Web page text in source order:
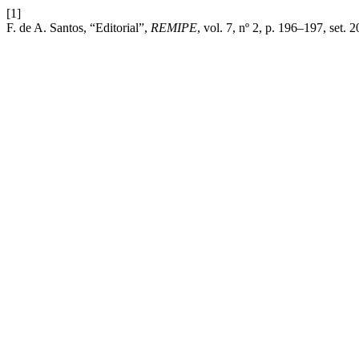
[1]
F. de A. Santos, “Editorial”, REMIPE, vol. 7, nº 2, p. 196–197, set.